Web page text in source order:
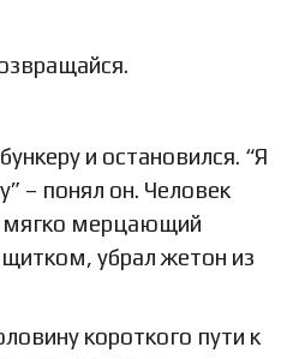
и остановился. “Я
– понял он. Человек
мягко мерцающий
убрал жетон из
короткого пути к